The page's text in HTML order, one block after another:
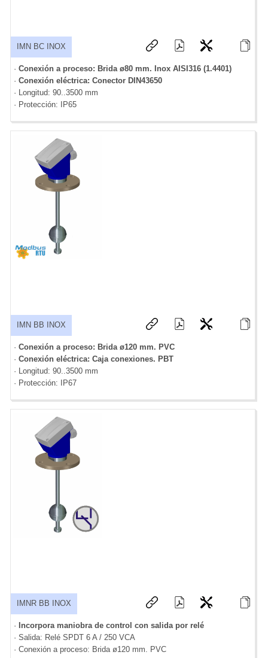
IMN BC INOX
· Conexión a proceso: Brida ø80 mm. Inox AISI316 (1.4401)
· Conexión eléctrica: Conector DIN43650
· Longitud: 90..3500 mm
· Protección: IP65
IMN BB INOX
· Conexión a proceso: Brida ø120 mm. PVC
· Conexión eléctrica: Caja conexiones. PBT
· Longitud: 90..3500 mm
· Protección: IP67
IMNR BB INOX
·
Incorpora maniobra de control con salida por relé
· Salida: Relé SPDT 6 A / 250 VCA
· Conexión a proceso: Brida ø120 mm. PVC